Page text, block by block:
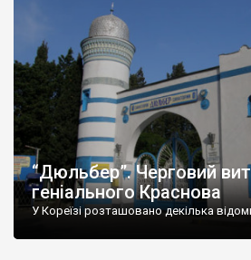
“Дюльбер”. Черговий
геніального Краснова
У Кореїзі розташовано декілька